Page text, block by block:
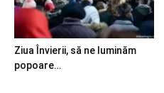
Ziua Învierii, să ne luminăm
popoare…